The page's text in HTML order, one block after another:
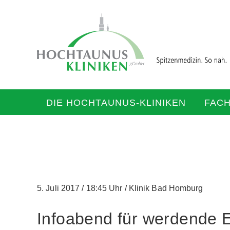
DIE HOCHTAUNUS-KLINIKEN
5. Juli 2017/18:45 Uhr /Klinik Bad Homburg
Infoabend für werdende